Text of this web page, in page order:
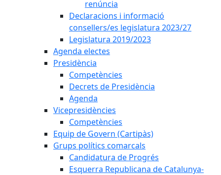
renúncia
Declaracions i informació
consellers/es legislatura 2023/27
Legislatura 2019/2023
Agenda electes
Presidència
Competències
Decrets de Presidència
Agenda
Vicepresidències
Competències
Equip de Govern (Cartipàs)
Grups polítics comarcals
Candidatura de Progrés
Esquerra Republicana de Catalunya-